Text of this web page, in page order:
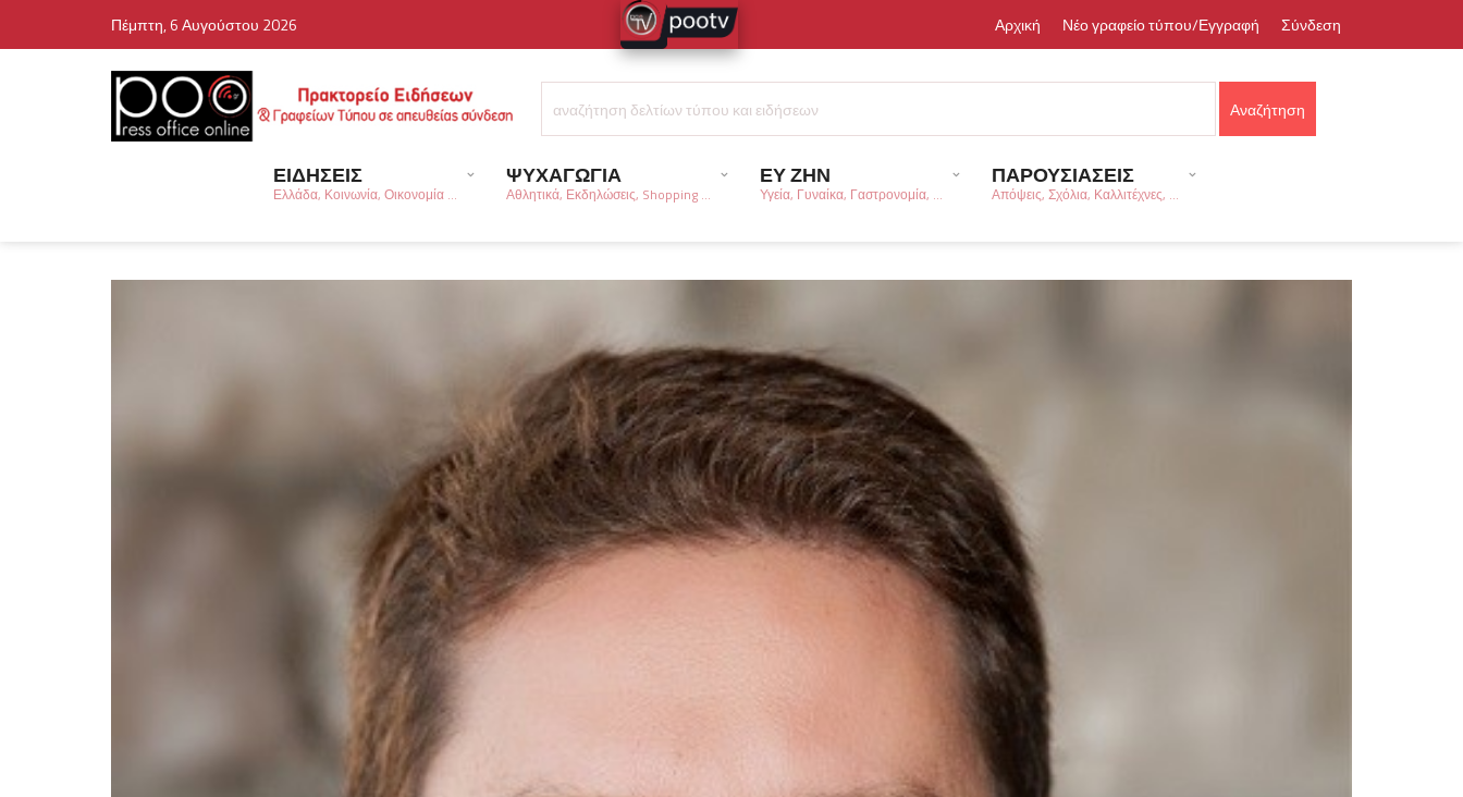
Πέμπτη, 6 Αυγούστου 2026 Αρχική Νέο γραφείο τύπου/Εγγραφή Σύνδεση
ΕΙΔΗΣΕΙΣ
Ελλάδα, Κοινωνία, Οικονομία ...
ΨΥΧΑΓΩΓΙΑ
Αθλητικά, Εκδηλώσεις, Shopping ...
ΕΥ ΖΗΝ
Υγεία, Γυναίκα, Γαστρονομία, ...
ΠΑΡΟΥΣΙΑΣΕΙΣ
Απόψεις, Σχόλια, Καλλιτέχνες, ...